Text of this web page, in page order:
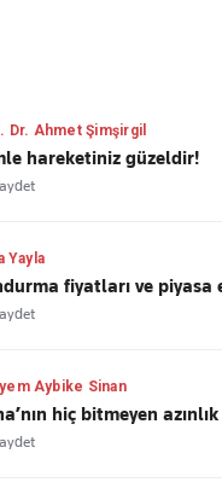
Dr. Ahmet Şimşirgil
hareketiniz güzeldir!
Yayla
fiyatları ve piyasa
Aybike Sinan
hiç bitmeyen